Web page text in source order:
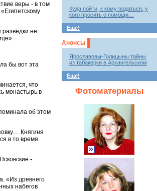
веры - в том
не
бы вот эта
что
монастырь в
об этом
Княгиня
в то время
-
«Из древнего
набегов
Куда пойти, к кому податься, у
кого просить о помощи…
Еще!
Анонсы
Ярославовы-Голицыны тайны
из табакерки в Архангельском
Еще!
Фотоматериалы